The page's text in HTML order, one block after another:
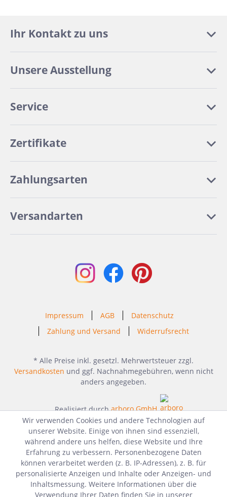
Ihr Kontakt zu uns
Unsere Ausstellung
Service
Zertifikate
Zahlungsarten
Versandarten
Impressum AGB
Datenschutz
Zahlung und Versand
Widerrufsrecht
* Alle Preise inkl. gesetzl. Mehrwertsteuer zzgl.
Versandkosten und ggf. Nachnahmegebühren, wenn nicht
anders angegeben.
Realisiert durcharboro GmbH
Wir verwenden Cookies und andere Technologien auf
unserer Website. Einige von ihnen sind essenziell,
während andere uns helfen, diese Website und Ihre
Erfahrung zu verbessern. Personenbezogene Daten
können verarbeitet werden (z. B. IP-Adressen), z. B. für
personalisierte Anzeigen und Inhalte oder Anzeigen- und
Inhaltsmessung. Weitere Informationen über die
Verwendung Ihrer Daten finden Sie in unserer